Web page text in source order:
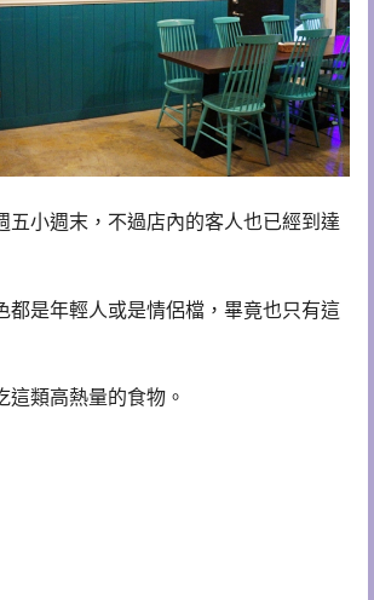
五小週末，不過店內的客人也已經到達
都是年輕人或是情侶檔，畢竟也只有這
這類高熱量的食物。